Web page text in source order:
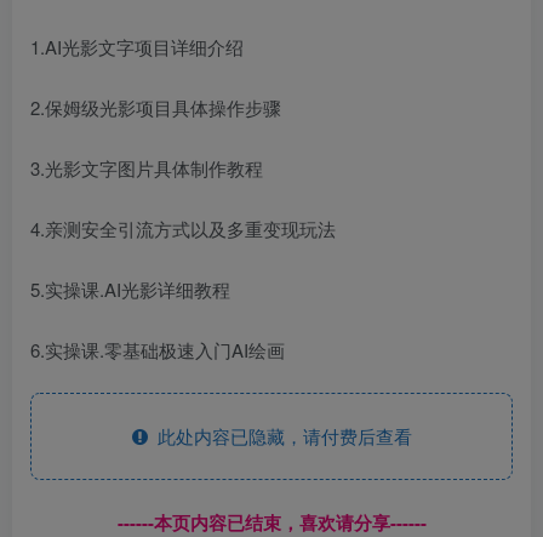
1.AI光影文字项目详细介绍
2.保姆级光影项目具体操作步骤
3.光影文字图片具体制作教程
4.亲测安全引流方式以及多重变现玩法
5.实操课.AI光影详细教程
6.实操课.零基础极速入门AI绘画
此处内容已隐藏，请付费后查看
------本页内容已结束，喜欢请分享------